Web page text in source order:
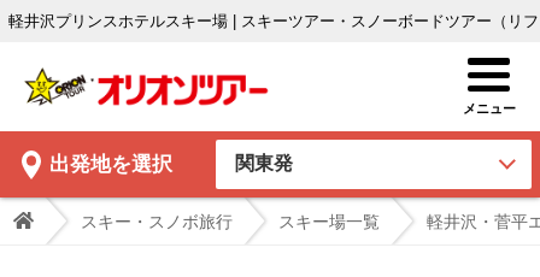
軽井沢プリンスホテルスキー場 | スキーツアー・スノーボードツアー（リ
出発地を選択
スキー・スノボ旅行 スキー場一覧 軽井沢・菅平